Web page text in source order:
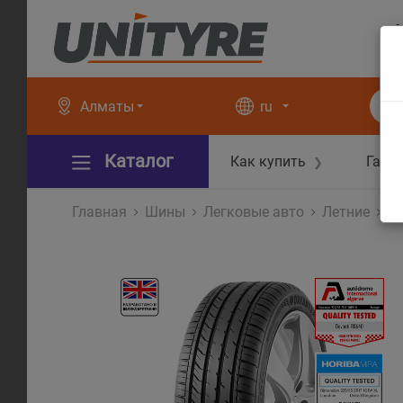
Алматы ru
Каталог Как купить ❯
Главная Шины Легковые авто Летние